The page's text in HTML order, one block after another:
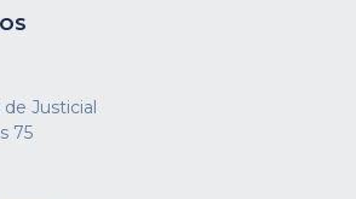
de Justicial
75